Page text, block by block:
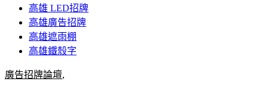
高雄 LED招牌
高雄廣告招牌
高雄遮雨棚
高雄鐵殼字
廣告招牌論壇,